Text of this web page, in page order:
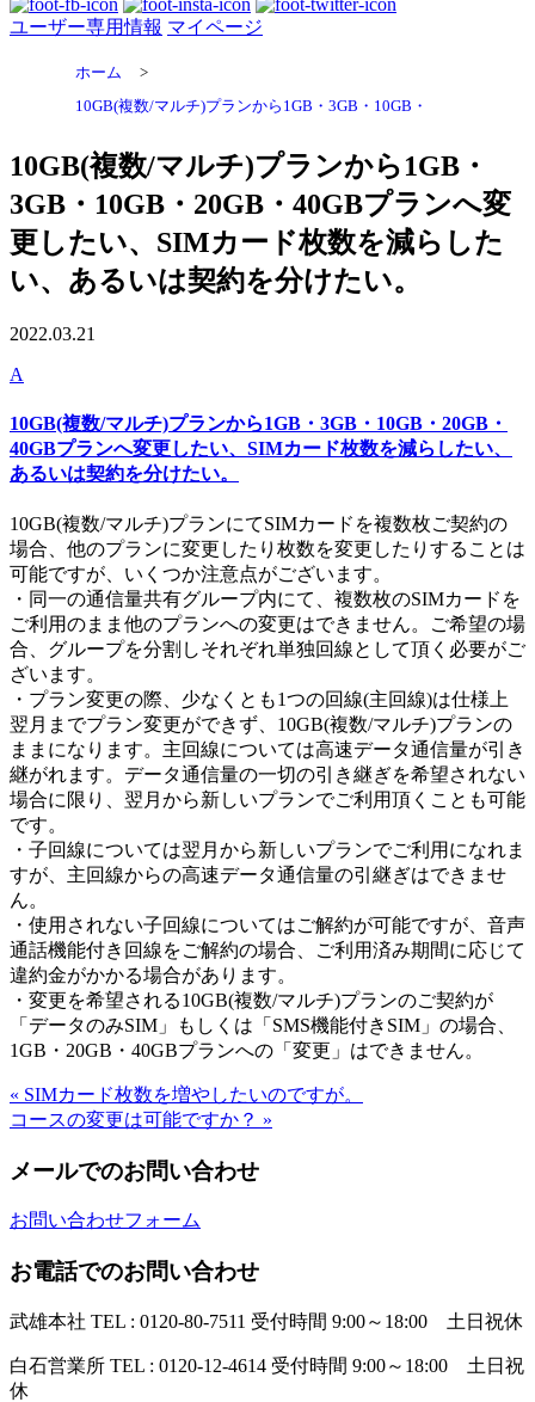
ユーザー専用情報 マイページ
ホーム
>
10GB(複数/マルチ)プランから1GB・3GB・10GB・
10GB(複数/マルチ)プランから1GB・
3GB・10GB・20GB・40GBプランへ変
更したい、SIMカード枚数を減らした
い、あるいは契約を分けたい。
2022.03.21
A
10GB(複数/マルチ)プランから1GB・3GB・10GB・20GB・
40GBプランへ変更したい、SIMカード枚数を減らしたい、
あるいは契約を分けたい。
10GB(複数/マルチ)プランにてSIMカードを複数枚ご契約の
場合、他のプランに変更したり枚数を変更したりすることは
可能ですが、いくつか注意点がございます。
・同一の通信量共有グループ内にて、複数枚のSIMカードを
ご利用のまま他のプランへの変更はできません。ご希望の場
合、グループを分割しそれぞれ単独回線として頂く必要がご
ざいます。
・ プラン変更の際、少なくとも1つの回線(主回線)は仕様上
翌月までプラン変更ができず、10GB(複数/マルチ)プランの
ままになります。主回線については高速データ通信量が引き
継がれます。データ通信量の一切の引き継ぎを希望されない
場合に限り、翌月から新しいプランでご利用頂くことも可能
です。
・子回線については翌月から新しいプランでご利用になれま
すが、主回線からの高速データ通信量の引継ぎはできませ
ん。
・使用されない子回線についてはご解約が可能ですが、音声
通話機能付き回線をご解約の場合、ご利用済み期間に応じて
違約金がかかる場合があります。
・変更を希望される10GB(複数/マルチ)プランのご契約が
「データのみSIM」もしくは「SMS機能付きSIM」の場合、
1GB・20GB・40GBプランへの「変更」はできません。
« SIMカード枚数を増やしたいのですが。
コースの変更は可能ですか？ »
メールでのお問い合わせ
お問い合わせフォーム
お電話でのお問い合わせ
武雄本社 TEL : 0120-80-7511 受付時間 9:00～18:00 土日祝休
白石営業所 TEL : 0120-12-4614 受付時間 9:00～18:00 土日祝
休